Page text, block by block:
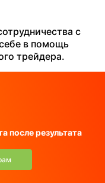
с
в помощь
трейдера.
после результата